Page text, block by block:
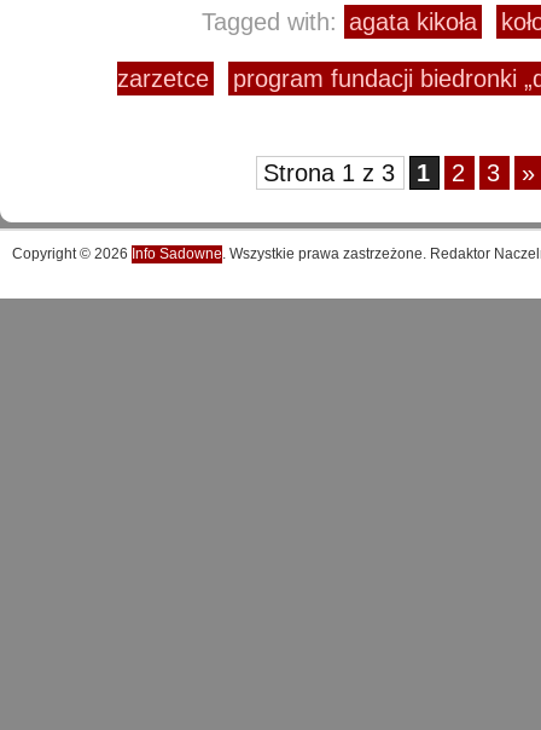
Tagged with: agata kikoła
zarzetce program fundacji biedronki
Strona 1 z 3 1 2 3 »
Copyright © 2026 Info Sadowne. Wszystkie prawa zastrzeżone. Redaktor